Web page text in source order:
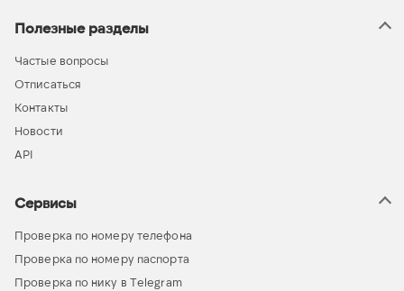
Полезные разделы
Частые вопросы
Отписаться
Контакты
Новости
API
Сервисы
Проверка по номеру телефона
Проверка по номеру паспорта
Проверка по нику в Telegram